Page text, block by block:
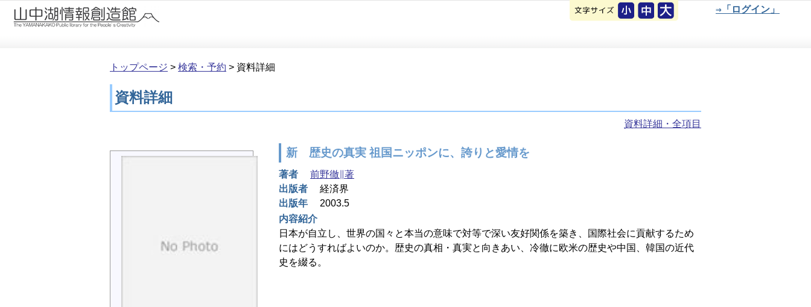
本文へ移動 ⇒「ログイン」
トップページ > 検索・予約 > 資料詳細
資料詳細
資料詳細・全項目
新 歴史の真実 祖国ニッポンに、誇りと愛情を
著者
前野徹∥著
出版者
経済界
出版年
2003.5
内容紹介
日本が自立し、世界の国々と本当の意味で対等で深い友好関係を築き、国際社会に貢献するため
にはどうすればよいのか。歴史の真相・真実と向きあい、冷徹に欧米の歴史や中国、韓国の近代
史を綴る。